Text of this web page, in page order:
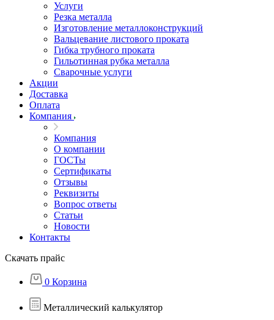
Услуги
Резка металла
Изготовление металлоконструкций
Вальцевание листового проката
Гибка трубного проката
Гильотинная рубка металла
Сварочные услуги
Акции
Доставка
Оплата
Компания
Компания
О компании
ГОСТы
Сертификаты
Отзывы
Реквизиты
Вопрос ответы
Статьи
Новости
Контакты
Скачать прайс
0 Корзина
Металлический калькулятор